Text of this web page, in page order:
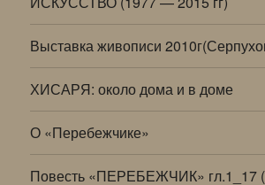
Выставка живописи
ХИСАРЯ: около дома и в доме
О «Перебежчике»
Повесть «ПЕРЕБЕЖЧИК» гл.1_17